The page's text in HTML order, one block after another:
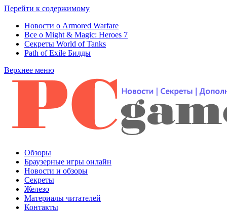
Перейти к содержимому
Новости о Armored Warfare
Все о Might & Magic: Heroes 7
Секреты World of Tanks
Path of Exile Билды
Верхнее меню
Обзоры
Браузерные игры онлайн
Новости и обзоры
Секреты
Железо
Материалы читателей
Контакты